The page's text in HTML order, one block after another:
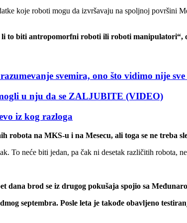
koje roboti mogu da izvršavaju na spoljnoj površini
to biti antropomorfni roboti ili roboti manipulatori“,
svemira, ono što vidimo nije sve
u nju da se ZALJUBITE (VIDEO)
iz kog razloga
na MKS-u i na Mesecu, ali toga se ne treba
To neće biti jedan, pa čak ni desetak različitih robota,
brod se iz drugog pokušaja spojio sa
septembra. Posle leta je takođe obavljeno